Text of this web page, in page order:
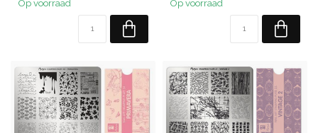
Op voorraad Op voorraad